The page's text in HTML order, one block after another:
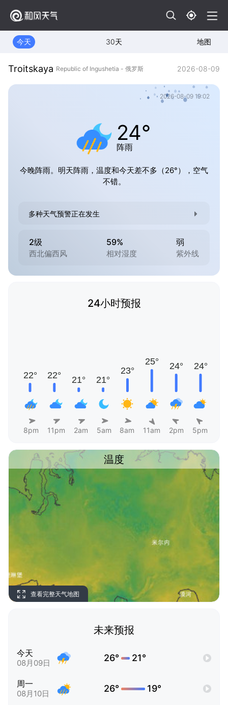
今天 30天 地图
Troitskaya Republic of Ingushetia - 俄罗斯 2026-08-09
2026-08-09 19:02
24°
阵雨
今晚阵雨。明天阵雨，温度和今天差不多（26°），空气
不错。
多种天气预警正在发生
2级
西北偏西风
59%
相对湿度
弱
紫外线
24小时预报
8pm 11pm 2am 5am 8am 11am 2pm 5pm
温度
查看完整天气地图
未来预报
今天
08月09日 26° 21°
周一
08月10日 26° 19°